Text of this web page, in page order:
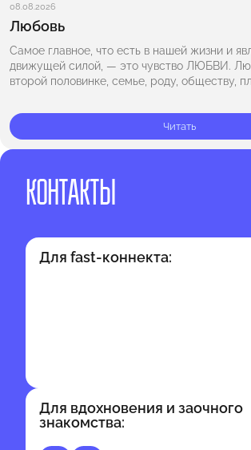
08.08.2026
Любовь
Самое главное, что есть в нашей жизни и
движущей силой, — это чувство ЛЮБВИ.
второй половинке, семье, роду, обществу,
Читать
КОНТАКТЫ
Для fast-коннекта:
Для вдохновения и заочного
знакомства: